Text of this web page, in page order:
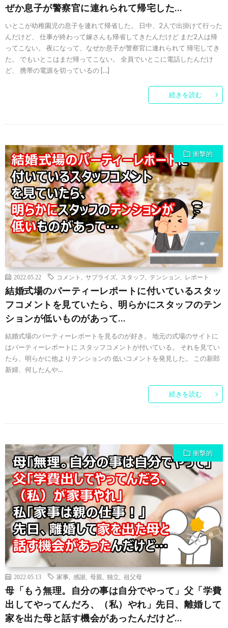
ぜか息子が警察官に連れられて帰宅した…
いとこが幼稚園児の息子を連れて帰省した。 日中、2人で出掛けて行った
んだけど、 仕事が終わって嫁さんも帰省してきたんだけど まだ2人は帰
ってこない。 夜になって、なぜか息子が警察官に連れられて 帰宅してき
た。 でもいとこはまだ帰ってこない。 全員でいとこに電話したんだけ
ど、 携帯の電源を切っているの […]
続きを読む
衝撃的
2022.05.22 コメント サプライズ スタッフ テンション レポート
結婚式場のパーティーレポートに付いているスタッ
フコメントを見ていたら、明らかにスタッフのテン
ションが低いものがあって…
結婚式場のパーティーレポートを見るのが好き。 地元の式場のサイトに
はパーティーレポートに スタッフコメントが付いている。 それを見てい
たら、明らかに他よりテンションの 低いコメントを発見した。 この新郎
新婦、何したんや…
続きを読む
衝撃的
2022.05.13 家事 感謝 母親 独立 祖父母
母「もう無理。自分の事は自分でやって」父「学費
出してやってんだろ、（私）やれ」先日、離婚して
家を出た母と話す機会があったんだけど…